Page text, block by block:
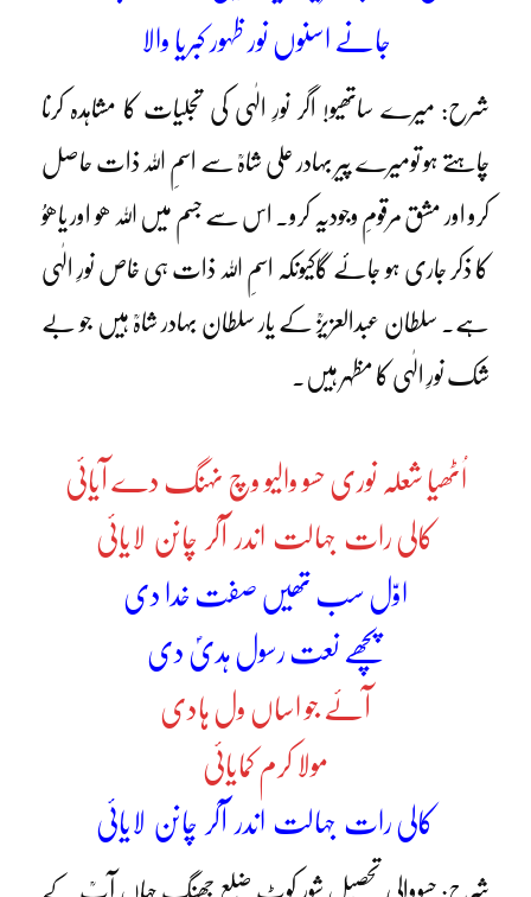
جانے اسنوں نور ظہور کبریا والا
شرح: میرے ساتھیو! اگر نورِ الٰہی کی تجلیات کا مشاہدہ کرنا
چاہتے ہو تومیرے پیر بہادر علی شاہؒ سے اسمِ اللہ ذات حاصل
کرو اور مشق مرقومِ وجودیہ کرو۔ اس سے جسم میں اللہ ھو اور یاھوُ
کا ذکر جاری ہو جائے گاکیونکہ اسمِ اللہ ذات ہی خاص نورِ الٰہی
ہے۔ سلطان عبدالعزیزؒ کے یار سلطان بہادر شاہؒ ہیں جو بے
شک نورِ الٰہی کا مظہر ہیں۔
اُٹھیا شعلہ نوری حسو والیو وچ نہنگ دے آیائی
کالی رات جہالت اندر آکر چانن لایائی
اوّل سب تھیں صفت خدا دی
پچھے نعت رسول ہدیٰؐ دی
آئے جو اساں ول ہادی
مولا کرم کمایائی
کالی رات جہالت اندر آکر چانن لایائی
شرح: حسووالی تحصیل شور کوٹ ضلع جھنگ جہاں آپؒ کے